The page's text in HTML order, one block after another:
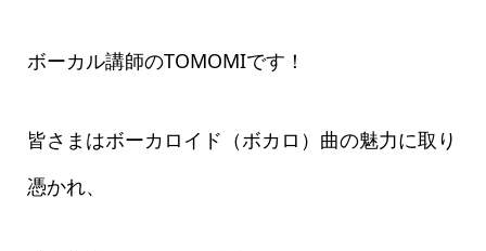
ボーカル講師のTOMOMIです！
皆さまはボーカロイド（ボカロ）曲の魅力に取り
憑かれ、